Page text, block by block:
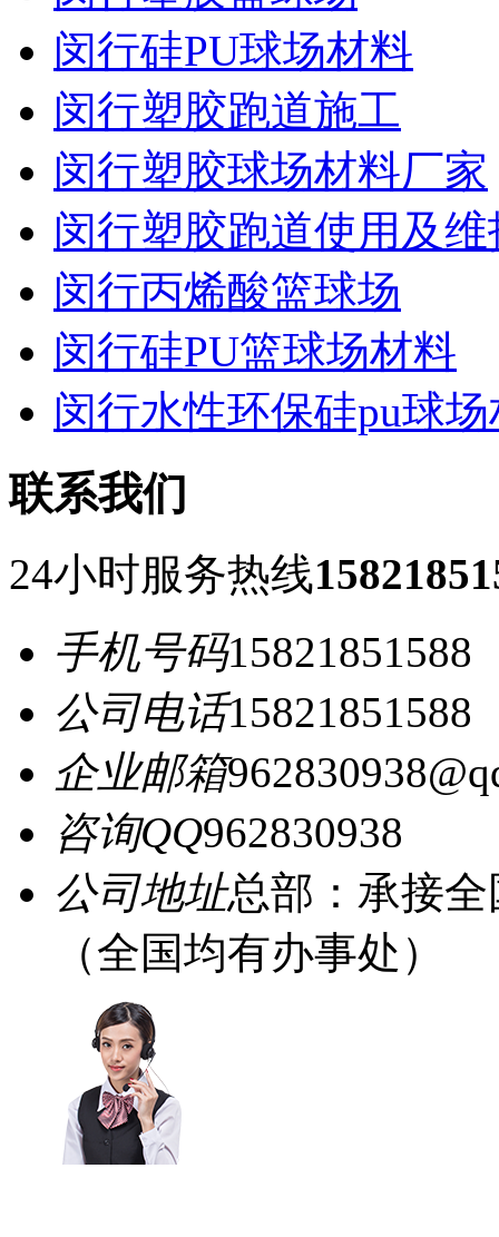
闵行硅PU球场材料
闵行塑胶跑道施工
闵行塑胶球场材料厂家
闵行塑胶跑道使用及维
闵行丙烯酸篮球场
闵行硅PU篮球场材料
闵行水性环保硅pu球
联系我们
24小时服务热线
手机号码15821851588
公司电话15821851588
企业邮箱
咨询QQ962830938
公司地址总部：承接
（全国均有办事处）